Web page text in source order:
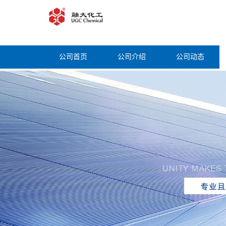
公司首页 公司介绍 公司动态